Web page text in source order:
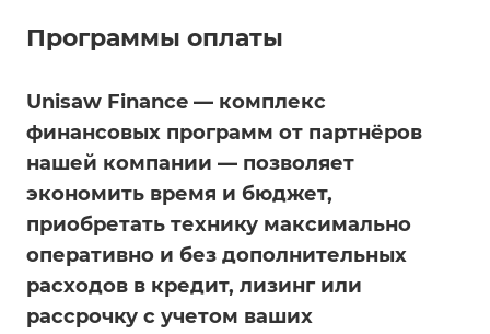
Программы оплаты
Unisaw Finance — комплекс
финансовых программ от партнёров
нашей компании — позволяет
экономить время и бюджет,
приобретать технику максимально
оперативно и без дополнительных
расходов в кредит, лизинг или
рассрочку с учетом ваших